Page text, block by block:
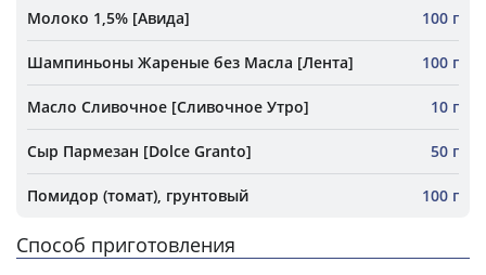
Молоко 1,5% [Авида] 100 г
Шампиньоны Жареные без Масла [Лента] 100 г
Масло Сливочное [Сливочное Утро] 10 г
Сыр Пармезан [Dolce Granto] 50 г
Помидор (томат), грунтовый 100 г
Способ приготовления